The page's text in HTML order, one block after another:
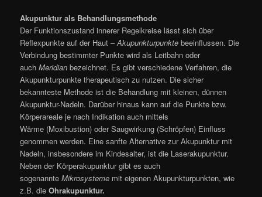
Akupunktur als Behandlungsmethode
Der Funktionszustand innerer Regelkreise lässt sich über
Reflexpunkte auf der Haut –Akupunkturpunkte beeinflussen. Die
Verbindung bestimmter Punkte wird als Leitbahn oder
auchMeridian bezeichnet. Es gibt verschiedene Verfahren, die
Akupunkturpunkte therapeutisch zu nutzen. Die sicher
bekannteste Methode ist die Behandlung mit kleinen, dünnen
Akupunktur-Nadeln. Darüber hinaus kann auf die Punkte bzw.
Körperareale je nach Indikation auch mittels
Wärme (Moxibustion) oder Saugwirkung (Schröpfen) Einfluss
genommen werden. Eine sanfte Alternative zur Akupunktur mit
Nadeln, insbesondere im Kindesalter, ist die Laserakupunktur.
Neben der Körperakupunktur gibt es auch
sogenannteMikrosysteme mit eigenen Akupunkturpunkten, wie
z.B. dieOhrakupunktur.